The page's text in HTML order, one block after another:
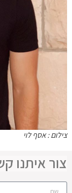
צילום : אסף לוי
צור איתנו